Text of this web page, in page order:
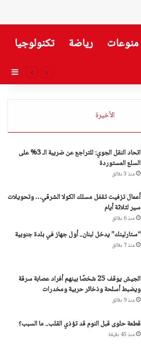
منوعات رياضة تكنولوجيا
الأخيرة
اتحاد النقل الجوي: للتراجع عن ضريبة الـ 3% على
السلع المستوردة
منذ 3 دقائق
أعمال تزفيت تقفل مسلك الكولا الشرقي… وتحويلات
سير لثلاثة أيام
منذ 6 دقائق
“ستارلينك” يدخل لبنان.. أول جهاز في بلدة جنوبية
منذ 7 دقائق
الجيش يوقف 25 شخصًا بينهم أفراد عصابة سرقة
ويضبط أسلحة وذخائر حربية ومخدرات
منذ 9 دقائق
قطعة حلوى قبل النوم قد تؤذي القلب.. ما السبب؟
منذ 45 دقيقة